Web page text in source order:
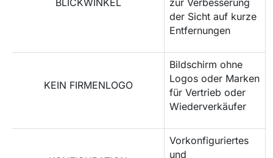
BLICKWINKEL
zur Verbesserung
der Sicht auf kurze
Entfernungen
KEIN FIRMENLOGO
Bildschirm ohne
Logos oder Marken
für Vertrieb oder
Wiederverkäufer
Vorkonfiguriertes
und